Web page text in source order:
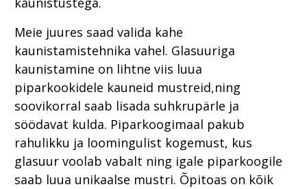
Meie juures saad valida kahe
kaunistamistehnika vahel. Glasuuriga
kaunistamine on lihtne viis luua
piparkookidele kauneid mustreid,ning
soovikorral saab lisada suhkrupärle ja
söödavat kulda. Piparkoogimaal pakub
rahulikku ja loomingulist kogemust, kus
glasuur voolab vabalt ning igale piparkoogile
saab luua unikaalse mustri. Õpitoas on kõik